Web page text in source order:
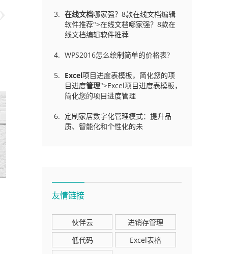
在线文档哪家强？8款在线文档编辑
软件推荐">在线文档哪家强？8款在
线文档编辑软件推荐
WPS2016怎么绘制简单的价格表?
Excel项目进度表模板，简化您的项
目进度管理">Excel项目进度表模板，
简化您的项目进度管理
定制家居数字化管理模式：提升品
质、智能化和个性化的未
友情链接
伙伴云
进销存管理
低代码
Excel表格